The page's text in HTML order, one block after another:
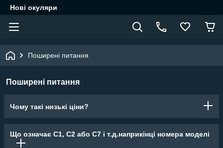
Нові окуляри
Поширені питання
Поширені питання
Чому такі низькі ціни?
Що означає С1, С2 або С7 і т.д.наприкінці номера моделі